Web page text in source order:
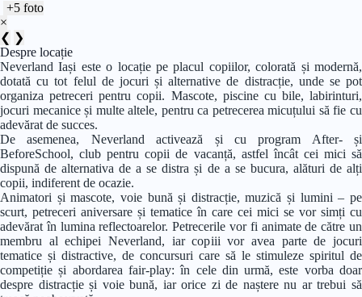
+5 foto
×
❮ ❯
Despre locație
Neverland Iași este o locație pe placul copiilor, colorată și modernă,
dotată cu tot felul de jocuri și alternative de distracție, unde se pot
organiza petreceri pentru copii. Mascote, piscine cu bile, labirinturi,
jocuri mecanice și multe altele, pentru ca petrecerea micuțului să fie cu
adevărat de succes.
De asemenea, Neverland activează și cu program After- și
BeforeSchool, club pentru copii de vacanță, astfel încât cei mici să
dispună de alternativa de a se distra și de a se bucura, alături de alți
copii, indiferent de ocazie.
Animatori și mascote, voie bună și distracție, muzică și lumini – pe
scurt, petreceri aniversare și tematice în care cei mici se vor simți cu
adevărat în lumina reflectoarelor. Petrecerile vor fi animate de către un
membru al echipei Neverland, iar copiii vor avea parte de jocuri
tematice și distractive, de concursuri care să le stimuleze spiritul de
competiție și abordarea fair-play: în cele din urmă, este vorba doar
despre distracție și voie bună, iar orice zi de naștere nu ar trebui să